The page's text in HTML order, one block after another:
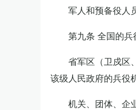
军人和预备役人
第九条 全国的兵
省军区（卫戍区
该级人民政府的兵役
机关、团体、企